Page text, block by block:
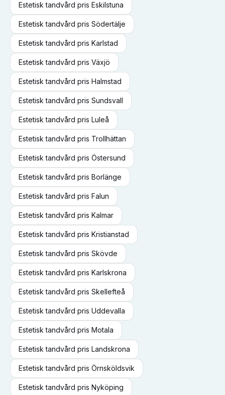
Estetisk tandvård pris Eskilstuna
Estetisk tandvård pris Södertälje
Estetisk tandvård pris Karlstad
Estetisk tandvård pris Växjö
Estetisk tandvård pris Halmstad
Estetisk tandvård pris Sundsvall
Estetisk tandvård pris Luleå
Estetisk tandvård pris Trollhättan
Estetisk tandvård pris Östersund
Estetisk tandvård pris Borlänge
Estetisk tandvård pris Falun
Estetisk tandvård pris Kalmar
Estetisk tandvård pris Kristianstad
Estetisk tandvård pris Skövde
Estetisk tandvård pris Karlskrona
Estetisk tandvård pris Skellefteå
Estetisk tandvård pris Uddevalla
Estetisk tandvård pris Motala
Estetisk tandvård pris Landskrona
Estetisk tandvård pris Örnsköldsvik
Estetisk tandvård pris Nyköping